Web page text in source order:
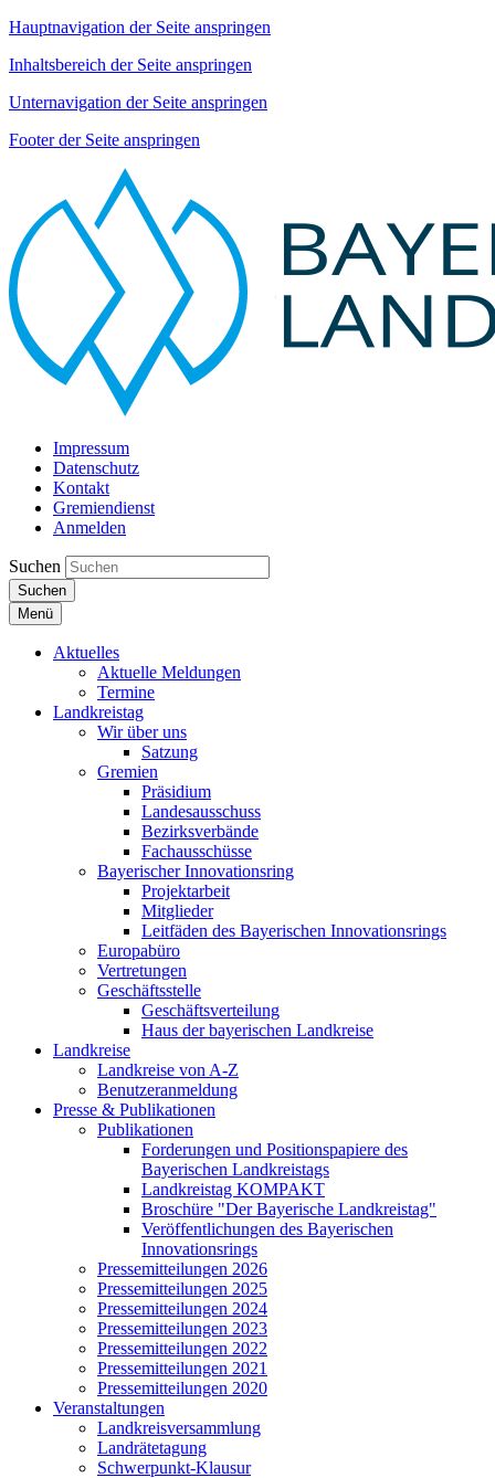
Hauptnavigation der Seite anspringen
Inhaltsbereich der Seite anspringen
Unternavigation der Seite anspringen
Footer der Seite anspringen
Impressum
Datenschutz
Kontakt
Gremiendienst
Anmelden
Suchen
Suchen
Menü
Aktuelles
Aktuelle Meldungen
Termine
Landkreistag
Wir über uns
Satzung
Gremien
Präsidium
Landesausschuss
Bezirksverbände
Fachausschüsse
Bayerischer Innovationsring
Projektarbeit
Mitglieder
Leitfäden des Bayerischen Innovationsrings
Europabüro
Vertretungen
Geschäftsstelle
Geschäftsverteilung
Haus der bayerischen Landkreise
Landkreise
Landkreise von A-Z
Benutzeranmeldung
Presse & Publikationen
Publikationen
Forderungen und Positionspapiere des
Bayerischen Landkreistags
Landkreistag KOMPAKT
Broschüre "Der Bayerische Landkreistag"
Veröffentlichungen des Bayerischen
Innovationsrings
Pressemitteilungen 2026
Pressemitteilungen 2025
Pressemitteilungen 2024
Pressemitteilungen 2023
Pressemitteilungen 2022
Pressemitteilungen 2021
Pressemitteilungen 2020
Veranstaltungen
Landkreisversammlung
Landrätetagung
Schwerpunkt-Klausur